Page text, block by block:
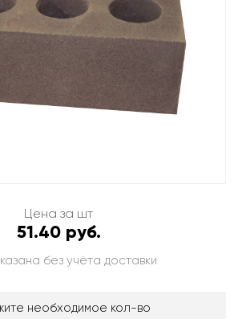
Цена за шт
51.40 руб.
без учёта доставки
необходимое кол-во